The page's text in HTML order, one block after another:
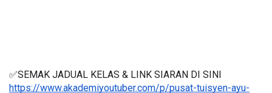
✅SEMAK JADUAL KELAS & LINK SIARAN DI SINI
https://www.akademiyoutuber.com/p/pusat-tuisyen-ayu-